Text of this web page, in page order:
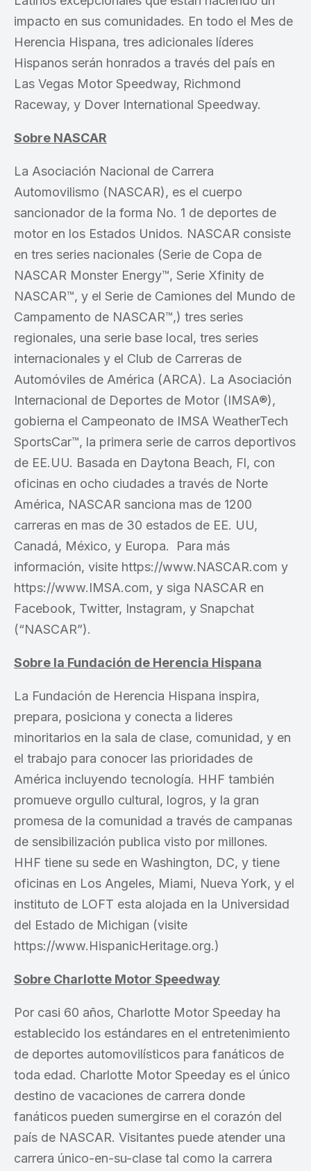
impacto en sus comunidades. En todo el Mes de
Herencia Hispana, tres adicionales líderes
Hispanos serán honrados a través del país en
Las Vegas Motor Speedway, Richmond
Raceway, y Dover International Speedway.
Sobre NASCAR
La Asociación Nacional de Carrera
Automovilismo (NASCAR), es el cuerpo
sancionador de la forma No. 1 de deportes de
motor en los Estados Unidos. NASCAR consiste
en tres series nacionales (Serie de Copa de
NASCAR Monster Energy™, Serie Xfinity de
NASCAR™, y el Serie de Camiones del Mundo de
Campamento de NASCAR™,) tres series
regionales, una serie base local, tres series
internacionales y el Club de Carreras de
Automóviles de América (ARCA). La Asociación
Internacional de Deportes de Motor (IMSA®),
gobierna el Campeonato de IMSA WeatherTech
SportsCar™, la primera serie de carros deportivos
de EE.UU. Basada en Daytona Beach, Fl, con
oficinas en ocho ciudades a través de Norte
América, NASCAR sanciona mas de 1200
carreras en mas de 30 estados de EE. UU,
Canadá, México, y Europa. Para más
información, visite https://www.NASCAR.com y
https://www.IMSA.com, y siga NASCAR en
Facebook, Twitter, Instagram, y Snapchat
(“NASCAR”).
Sobre la Fundación de Herencia Hispana
La Fundación de Herencia Hispana inspira,
prepara, posiciona y conecta a lideres
minoritarios en la sala de clase, comunidad, y en
el trabajo para conocer las prioridades de
América incluyendo tecnología. HHF también
promueve orgullo cultural, logros, y la gran
promesa de la comunidad a través de campanas
de sensibilización publica visto por millones.
HHF tiene su sede en Washington, DC, y tiene
oficinas en Los Angeles, Miami, Nueva York, y el
instituto de LOFT esta alojada en la Universidad
del Estado de Michigan (visite
https://www.HispanicHeritage.org.)
Sobre Charlotte Motor Speedway
Por casi 60 años, Charlotte Motor Speeday ha
establecido los estándares en el entretenimiento
de deportes automovilísticos para fanáticos de
toda edad. Charlotte Motor Speeday es el único
destino de vacaciones de carrera donde
fanáticos pueden sumergirse en el corazón del
país de NASCAR. Visitantes puede atender una
carrera único-en-su-clase tal como la carrera